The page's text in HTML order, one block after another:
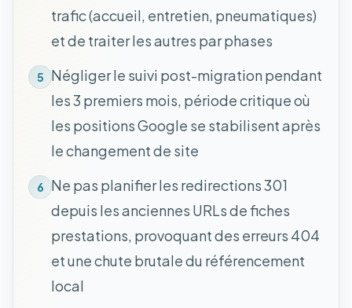
trafic (accueil, entretien, pneumatiques)
et de traiter les autres par phases
5 Négliger le suivi post-migration pendant
les 3 premiers mois, période critique où
les positions Google se stabilisent après
le changement de site
6 Ne pas planifier les redirections 301
depuis les anciennes URLs de fiches
prestations, provoquant des erreurs 404
et une chute brutale du référencement
local